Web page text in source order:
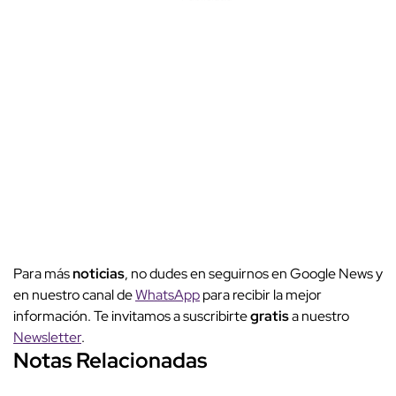
Para másnoticias, no dudes en seguirnos en Google News y
en nuestro canal deWhatsApppara recibir la mejor
información. Te invitamos a suscribirtegratisa nuestro
Newsletter.
Notas Relacionadas